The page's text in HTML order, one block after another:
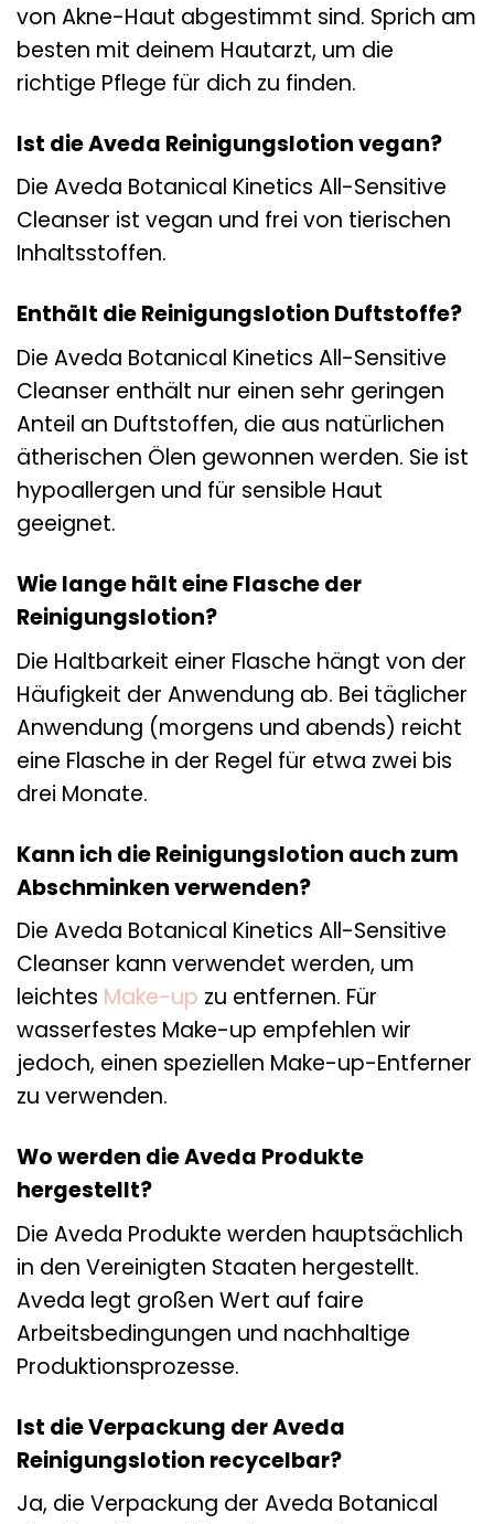
von Akne-Haut abgestimmt sind. Sprich am
besten mit deinem Hautarzt, um die
richtige Pflege für dich zu finden.
Ist die Aveda Reinigungslotion vegan?
Die Aveda Botanical Kinetics All-Sensitive
Cleanser ist vegan und frei von tierischen
Inhaltsstoffen.
Enthält die Reinigungslotion Duftstoffe?
Die Aveda Botanical Kinetics All-Sensitive
Cleanser enthält nur einen sehr geringen
Anteil an Duftstoffen, die aus natürlichen
ätherischen Ölen gewonnen werden. Sie ist
hypoallergen und für sensible Haut
geeignet.
Wie lange hält eine Flasche der
Reinigungslotion?
Die Haltbarkeit einer Flasche hängt von der
Häufigkeit der Anwendung ab. Bei täglicher
Anwendung (morgens und abends) reicht
eine Flasche in der Regel für etwa zwei bis
drei Monate.
Kann ich die Reinigungslotion auch zum
Abschminken verwenden?
Die Aveda Botanical Kinetics All-Sensitive
Cleanser kann verwendet werden, um
leichtes Make-up zu entfernen. Für
wasserfestes Make-up empfehlen wir
jedoch, einen speziellen Make-up-Entferner
zu verwenden.
Wo werden die Aveda Produkte
hergestellt?
Die Aveda Produkte werden hauptsächlich
in den Vereinigten Staaten hergestellt.
Aveda legt großen Wert auf faire
Arbeitsbedingungen und nachhaltige
Produktionsprozesse.
Ist die Verpackung der Aveda
Reinigungslotion recycelbar?
Ja, die Verpackung der Aveda Botanical